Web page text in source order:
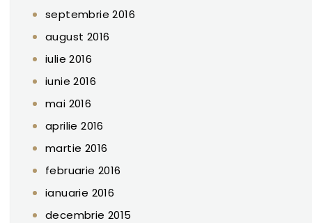
septembrie 2016
august 2016
iulie 2016
iunie 2016
mai 2016
aprilie 2016
martie 2016
februarie 2016
ianuarie 2016
decembrie 2015